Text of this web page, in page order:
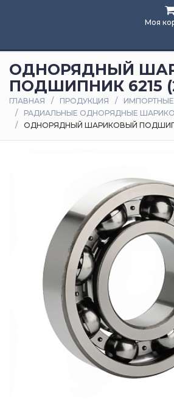
Моя
и
статьи
Оплата
доставка
ОДНОРЯДНЫЙ
ПОДШИПНИК 6215
ГЛАВНАЯ ПРОДУКЦИЯ
РАДИАЛЬНЫЕ ОДНОРЯДНЫЕ
ОДНОРЯДНЫЙ ШАРИКОВЫЙ